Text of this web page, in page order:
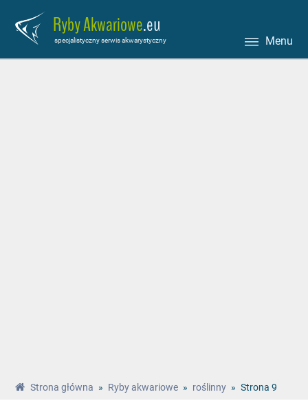
Ryby Akwariowe.eu
specjalistyczny serwis akwarystyczny Menu
Strona główna » Ryby akwariowe » roślinny » Strona 9